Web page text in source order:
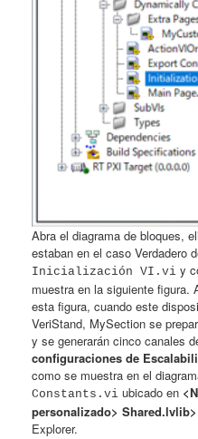
Abra el diagrama de bloques,
estaban en el caso Verdadero
Inicialización VI.vi y
muestra en la siguiente figura.
esta figura, cuando este
VeriStand, MySection se
y se generarán cinco canales
configuraciones de
como se muestra en el
Constants.vi ubicado en
personalizado>
Explorer.